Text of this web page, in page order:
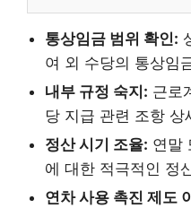
통상임금 범위 확인:
여 외 수당의 통상임
내부 규정 숙지: 근로
당 지급 관련 조항 상
정산 시기 조율: 연말
에 대한 적극적인 정
연차 사용 촉진 제도